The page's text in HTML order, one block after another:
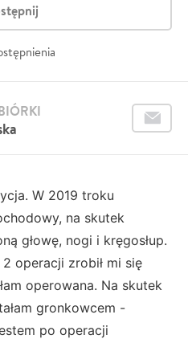
W 2019 troku
na skutek
głowę, nogi i kręgosłup.
operacji zrobił mi się
operowana. Na skutek
gronkowcem -
po operacji